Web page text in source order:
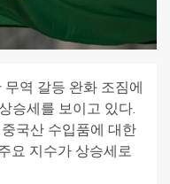
역 갈등 완화 조짐에
승세를 보이고 있다.
국산 수입품에 대한
요 지수가 상승세로